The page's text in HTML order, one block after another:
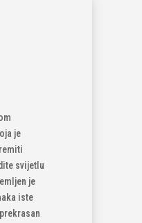
je
svijetlu
je
iste